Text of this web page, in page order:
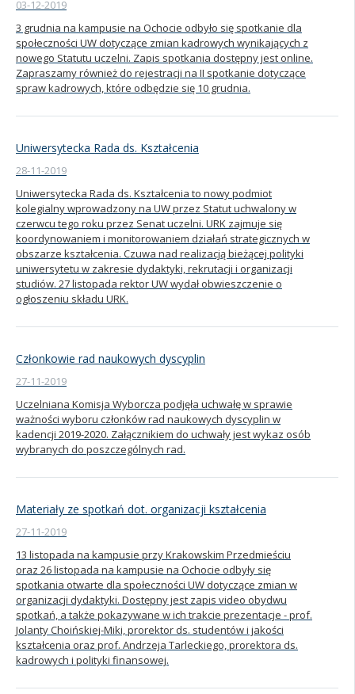
03-12-2019
3 grudnia na kampusie na Ochocie odbyło się spotkanie dla
społeczności UW dotyczące zmian kadrowych wynikających z
nowego Statutu uczelni. Zapis spotkania dostępny jest online.
Zapraszamy również do rejestracji na II spotkanie dotyczące
spraw kadrowych, które odbędzie się 10 grudnia.
Uniwersytecka Rada ds. Kształcenia
28-11-2019
Uniwersytecka Rada ds. Kształcenia to nowy podmiot
kolegialny wprowadzony na UW przez Statut uchwalony w
czerwcu tego roku przez Senat uczelni. URK zajmuje się
koordynowaniem i monitorowaniem działań strategicznych w
obszarze kształcenia. Czuwa nad realizacją bieżącej polityki
uniwersytetu w zakresie dydaktyki, rekrutacji i organizacji
studiów. 27 listopada rektor UW wydał obwieszczenie o
ogłoszeniu składu URK.
Członkowie rad naukowych dyscyplin
27-11-2019
Uczelniana Komisja Wyborcza podjęła uchwałę w sprawie
ważności wyboru członków rad naukowych dyscyplin w
kadencji 2019-2020. Załącznikiem do uchwały jest wykaz osób
wybranych do poszczególnych rad.
Materiały ze spotkań dot. organizacji kształcenia
27-11-2019
13 listopada na kampusie przy Krakowskim Przedmieściu
oraz 26 listopada na kampusie na Ochocie odbyły się
spotkania otwarte dla społeczności UW dotyczące zmian w
organizacji dydaktyki. Dostępny jest zapis video obydwu
spotkań, a także pokazywane w ich trakcie prezentacje - prof.
Jolanty Choińskiej-Miki, prorektor ds. studentów i jakości
kształcenia oraz prof. Andrzeja Tarleckiego, prorektora ds.
kadrowych i polityki finansowej.